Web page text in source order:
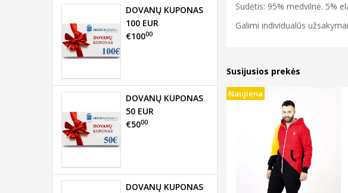
Sudėtis: 95% medvilnė. 5%
Galimi individualūs
Susijusios prekės
Naujiena
DOVANŲ KUPONAS
100 EUR
€10000
DOVANŲ KUPONAS
50 EUR
€5000
DOVANŲ KUPONAS